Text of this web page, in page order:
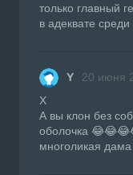
только главный
в адеквате
Y 20 июня
X
А вы клон без
оболочка
многоликая дама